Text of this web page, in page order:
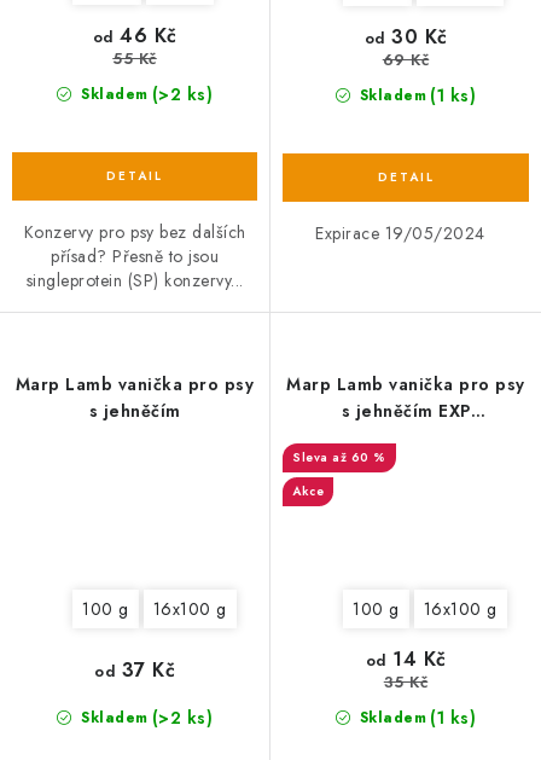
Skladem (>2 ks)
od 46 Kč
55 Kč
Konzervy pro psy bez dalších
přísad? Přesně to jsou
singleprotein (SP) konzervy...
Skladem (1 ks)
od 30 Kč
69 Kč
Expirace 19/05/2024
Marp Lamb vanička pro psy
s jehněčím
100 g 16x100 g
Skladem (>2 ks)
od 37 Kč
Marp Lamb vanička pro psy
s jehněčím EXP
02/06/2024
až 60 %
Akce
100 g 16x100 g
Skladem (1 ks)
od 14 Kč
35 Kč